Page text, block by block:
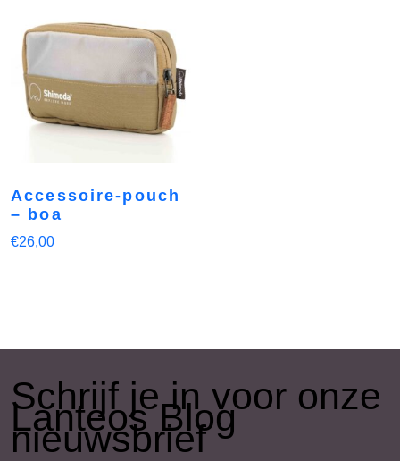
Accessoire-pouch
– boa
€26,00
​Schrijf je in voor onze
Lanteos Blog
nieuwsbrief